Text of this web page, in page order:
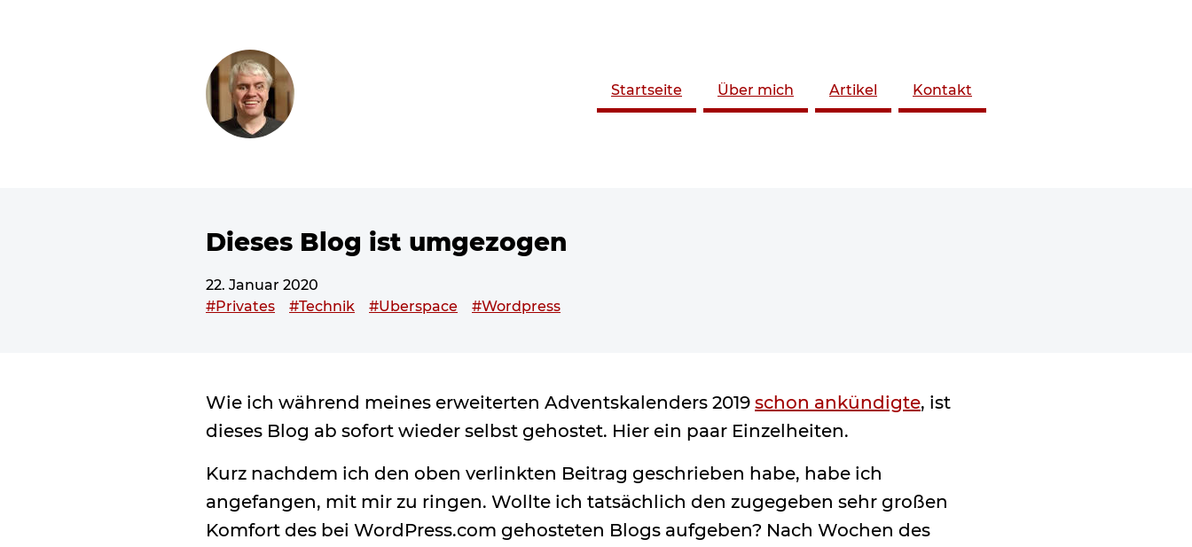
Startseite Über mich Artikel Kontakt
Dieses Blog ist umgezogen
22. Januar 2020
Dieser Beitrag wurde verschlagwortet mit
#Privates #Technik #Uberspace #Wordpress
Wie ich während meines erweiterten Adventskalenders 2019 schon ankündigte, ist
dieses Blog ab sofort wieder selbst gehostet. Hier ein paar Einzelheiten.
Kurz nachdem ich den oben verlinkten Beitrag geschrieben habe, habe ich
angefangen, mit mir zu ringen. Wollte ich tatsächlich den zugegeben sehr großen
Komfort des bei WordPress.com gehosteten Blogs aufgeben? Nach Wochen des